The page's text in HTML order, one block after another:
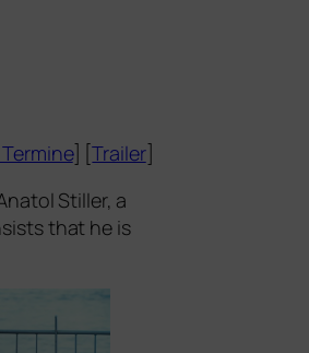
Termine] [Trailer]
Stiller, a
that he is